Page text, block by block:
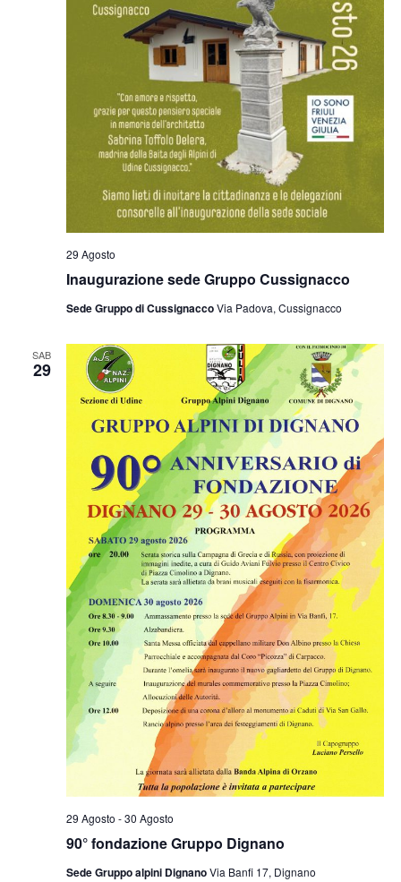
Inaugurazione sede Gruppo Cussignacco
29 Agosto
Sede Gruppo di CussignaccoVia Padova, Cussignacco
SAB
29
90° fondazione Gruppo Dignano
29 Agosto -30 Agosto
Sede Gruppo alpini DignanoVia Banfi 17, Dignano